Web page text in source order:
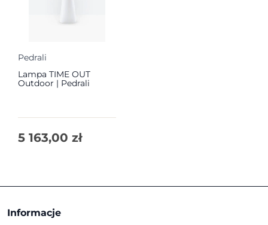
Pedrali
Lampa TIME OUT
Outdoor | Pedrali
5 163,00 zł
Informacje